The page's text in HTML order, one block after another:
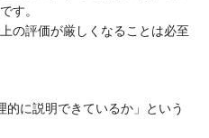
す。
の評価が厳しくなることは必至
に説明できているか」という